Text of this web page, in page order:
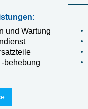
und Wartung
-behebung